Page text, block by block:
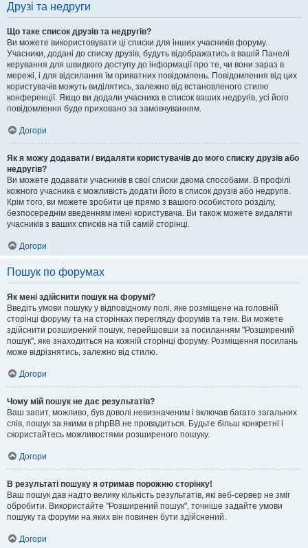
Друзі та недруги
Що таке список друзів та недругів?
Ви можете використовувати ці списки для інших учасників форуму.
Учасники, додані до списку друзів, будуть відображатись в вашій Панелі
керування для швидкого доступу до інформації про те, чи вони зараз в
мережі, і для відсилання їм приватних повідомлень. Повідомлення від цих
користувачів можуть виділятись, залежно від встановленого стилю
конференції. Якщо ви додали учасника в список ваших недругів, усі його
повідомлення буде приховано за замовчуванням.
Догори
Як я можу додавати / видаляти користувачів до мого списку друзів або
недругів?
Ви можете додавати учасників в свої списки двома способами. В профілі
кожного учасника є можливість додати його в список друзів або недругів.
Крім того, ви можете зробити це прямо з вашого особистого розділу,
безпосереднім введенням імені користувача. Ви також можете видаляти
учасників з ваших списків на тій самій сторінці.
Догори
Пошук по форумах
Як мені здійснити пошук на форумі?
Введіть умови пошуку у відповідному полі, яке розміщене на головній
сторінці форуму та на сторінках перегляду форумів та тем. Ви можете
здійснити розширений пошук, перейшовши за посиланням "Розширений
пошук", яке знаходиться на кожній сторінці форуму. Розміщення посилань
може відрізнятись, залежно від стилю.
Догори
Чому мій пошук не дає результатів?
Ваш запит, можливо, був доволі невизначеним і включав багато загальних
слів, пошук за якими в phpBB не провадиться. Будьте більш конкретні і
скористайтесь можливостями розширеного пошуку.
Догори
В результаті пошуку я отримав порожню сторінку!
Ваш пошук дав надто велику кількість результатів, які веб-сервер не зміг
обробити. Використайте "Розширений пошук", точніше задайте умови
пошуку та форуми на яких він повинен бути здійснений.
Догори